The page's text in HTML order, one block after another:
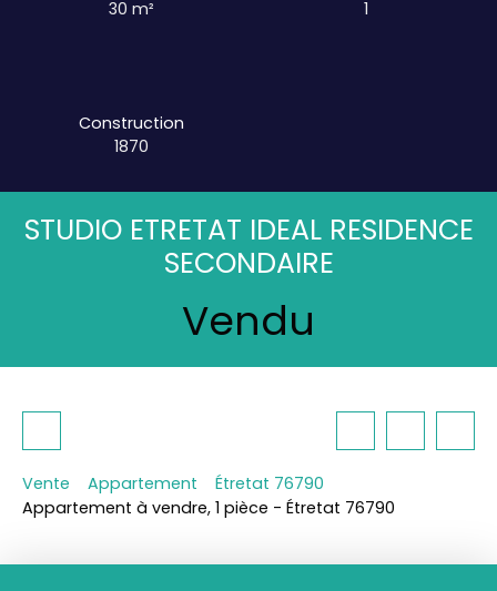
30 m²
1
Construction
1870
STUDIO ETRETAT IDEAL RESIDENCE
SECONDAIRE
Vendu
Vente Appartement
Étretat 76790
Appartement à vendre, 1 pièce - Étretat 76790